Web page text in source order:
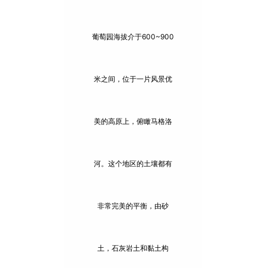
葡萄园海拔介于600~900
米之间，位于一片风景优
美的高原上，俯瞰马格洛
河。这个地区的土壤都有
非常完美的平衡，由砂
土，石灰岩土和黏土构